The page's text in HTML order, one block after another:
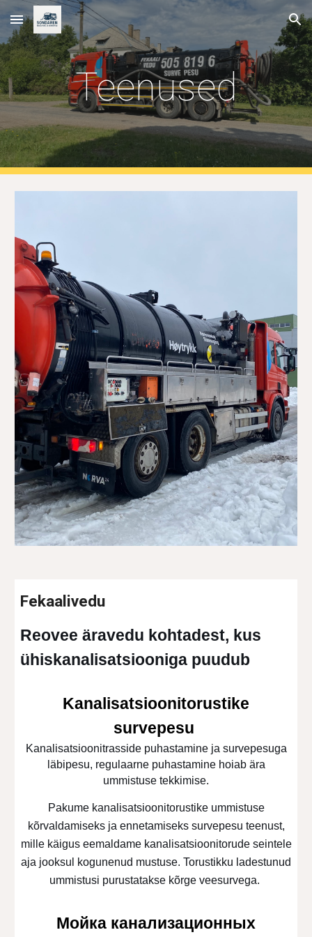
Skip to main content Skip to navigation
Teenused
Fekaalivedu
Reovee äravedu kohtadest, kus
ühiskanalisatsiooniga puudub
Kanalisatsioonitorustike
survepesu
Kanalisatsioonitrasside puhastamine ja survepesuga
läbipesu, regulaarne puhastamine hoiab ära
ummistuse tekkimise.
Pakume kanalisatsioonitorustike ummistuse
kõrvaldamiseks ja ennetamiseks survepesu teenust,
mille käigus eemaldame kanalisatsioonitorude seintele
aja jooksul kogunenud mustuse. Torustikku ladestunud
ummistusi purustatakse kõrge veesurvega.
Мойка канализационных